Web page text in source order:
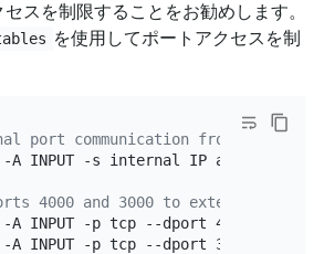
スを制限することをお勧めします。
を使用してポートアクセスを制
port communication from the
INPUT -s internal IP address range
4000 and 3000 to external users
INPUT -p tcp --dport 3000 -j